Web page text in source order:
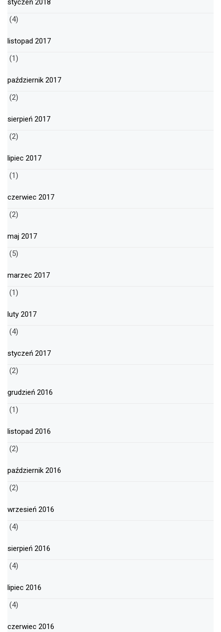
styczeń 2018
(4)
listopad 2017
(1)
październik 2017
(2)
sierpień 2017
(2)
lipiec 2017
(1)
czerwiec 2017
(2)
maj 2017
(5)
marzec 2017
(1)
luty 2017
(4)
styczeń 2017
(2)
grudzień 2016
(1)
listopad 2016
(2)
październik 2016
(2)
wrzesień 2016
(4)
sierpień 2016
(4)
lipiec 2016
(4)
czerwiec 2016